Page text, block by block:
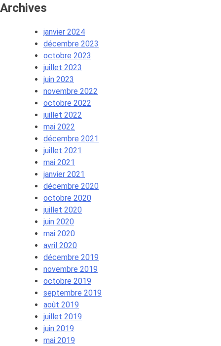
Archives
janvier 2024
décembre 2023
octobre 2023
juillet 2023
juin 2023
novembre 2022
octobre 2022
juillet 2022
mai 2022
décembre 2021
juillet 2021
mai 2021
janvier 2021
décembre 2020
octobre 2020
juillet 2020
juin 2020
mai 2020
avril 2020
décembre 2019
novembre 2019
octobre 2019
septembre 2019
août 2019
juillet 2019
juin 2019
mai 2019